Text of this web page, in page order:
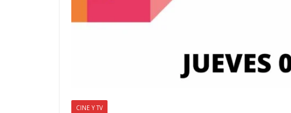
CINE Y TV